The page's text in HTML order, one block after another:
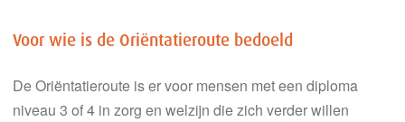
Voor wie is de Oriëntatieroute bedoeld
De Oriëntatieroute is er voor mensen met een diploma
niveau 3 of 4 in zorg en welzijn die zich verder willen